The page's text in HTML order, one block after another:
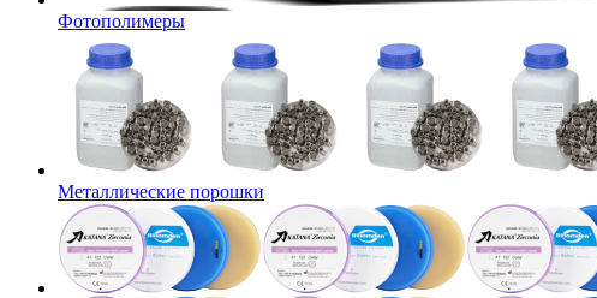
Фотополимеры
Металлические порошки